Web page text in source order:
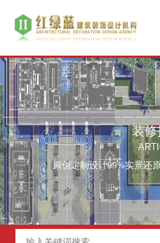
装
原创定制设计99%实景还